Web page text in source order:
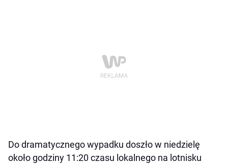
Do dramatycznego wypadku doszło w niedzielę
około godziny 11:20 czasu lokalnego na lotnisku